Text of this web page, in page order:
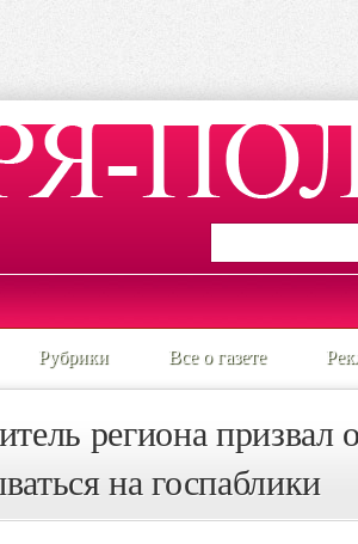
Рубрики Все о газете
региона призвал
на госпаблики